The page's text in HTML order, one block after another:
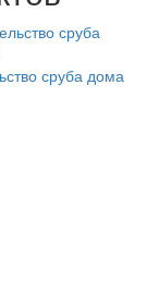
сруба дома